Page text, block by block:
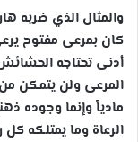
والمثال الذي ضربه
كان بمرعى مفتوح
أدنى تحتاجه الحشائش
المرعى ولن يتمكن من
مادياً وإنما وجوده
الرعاة وما يمتلكه